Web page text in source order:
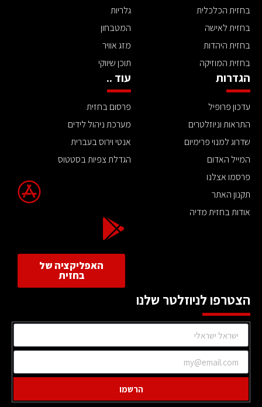
בחזית הכלכלית
בחזית לאישה
בחזית היהדות
בחזית המוזיקה
גלריות
המטבחון
מזג אוויר
תוכן שיווקי
הגדרות
עדכון פרופיל
התראות וניוזלטרים
שדרוג למנוי פרימיום
המייל האדום
פרסמו אצלנו
תקנון האתר
אודות בחזית מדיה
עוד ..
פרסום בחזית
מערכת ניהול לידים
אנטי וירוס בעברית
הגדלת צפיות בסטטוס
האפליקציה של
בחזית
הצטרפו לניוזלטר שלנו
הרשמו